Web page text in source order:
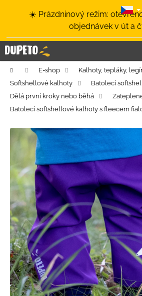
☀️ Prázdninový režim:
objednávek v út a
Domů E-shop
Kalhoty, tepláky,
Softshellové kalhoty
Batolecí
Dělá první kroky nebo běhá
Batolecí softshellové kalhoty s fleecem
í
k C
o
p
o
t
e
b
j
e
t
e
n
a
j
í
t
?